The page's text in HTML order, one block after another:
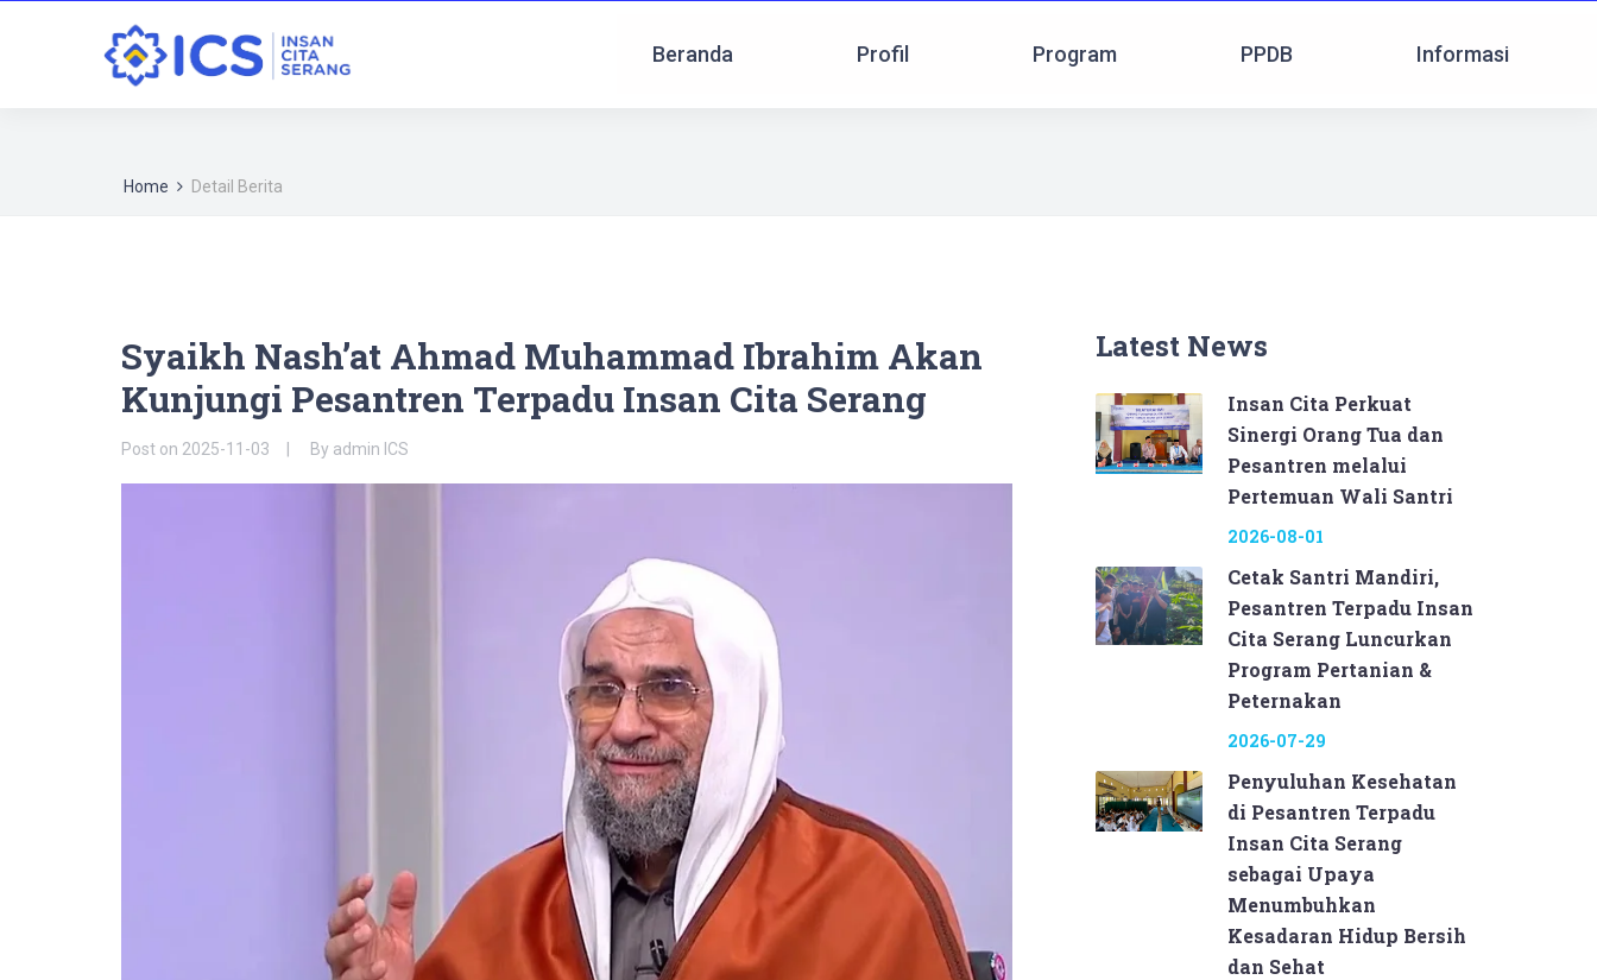
Beranda Profil Program PPDB Informasi
Home Detail Berita
Syaikh Nash’at Ahmad Muhammad Ibrahim Akan
Kunjungi Pesantren Terpadu Insan Cita Serang
Post on 2025-11-03 By admin ICS
Latest News
Insan Cita Perkuat
Sinergi Orang Tua dan
Pesantren melalui
Pertemuan Wali Santri
2026-08-01
Cetak Santri Mandiri,
Pesantren Terpadu Insan
Cita Serang Luncurkan
Program Pertanian &
Peternakan
2026-07-29
Penyuluhan Kesehatan
di Pesantren Terpadu
Insan Cita Serang
sebagai Upaya
Menumbuhkan
Kesadaran Hidup Bersih
dan Sehat